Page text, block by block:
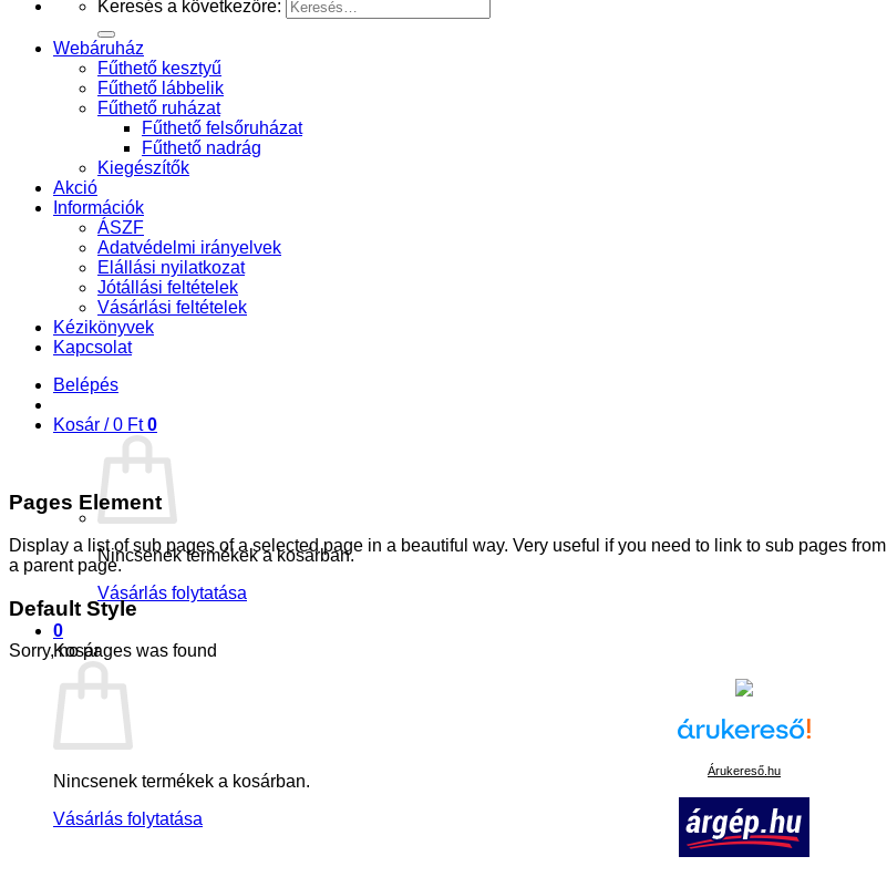
Keresés a következőre:
Webáruház
Fűthető kesztyű
Fűthető lábbelik
Fűthető ruházat
Fűthető felsőruházat
Fűthető nadrág
Kiegészítők
Akció
Információk
ÁSZF
Adatvédelmi irányelvek
Elállási nyilatkozat
Jótállási feltételek
Vásárlási feltételek
Kézikönyvek
Kapcsolat
Belépés
Kosár /0 Ft 0
Nincsenek termékek a kosárban.
Vásárlás folytatása
0
Kosár
Nincsenek termékek a kosárban.
Vásárlás folytatása
Pages Element
Display a list of sub pages of a selected page in a beautiful way. Very useful if you need to link to sub pages from
a parent page.
Default Style
Sorry, no pages was found
Árukereső.hu